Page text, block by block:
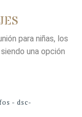
para niñas, los
una opción